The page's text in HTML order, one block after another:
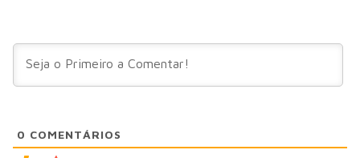
0 COMENTÁRIOS